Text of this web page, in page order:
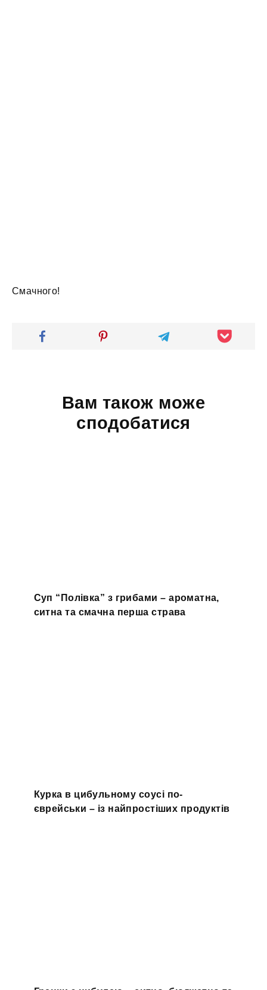
Смачного!
Вам також може
сподобатися
Суп “Полівка” з грибами – ароматна,
ситна та смачна перша страва
Курка в цибульному соусі по-
єврейськи – із найпростіших продуктів